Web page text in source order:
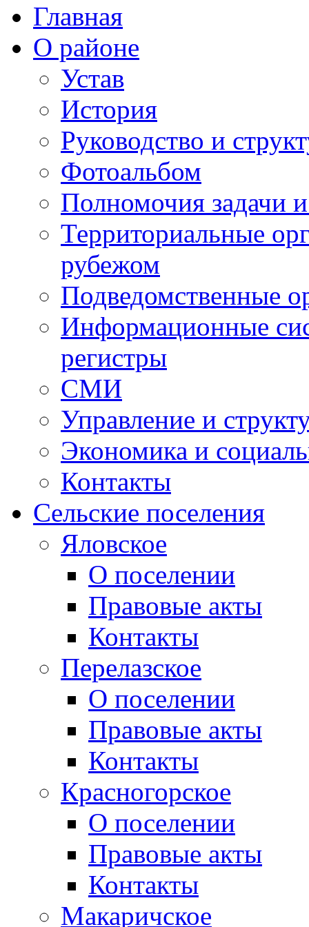
Главная
О районе
Устав
История
Руководство и
Фотоальбом
Полномочия задачи
Территориальные
рубежом
Подведомственные
Информационные
регистры
СМИ
Управление и
Экономика и
Контакты
Сельские поселения
Яловское
О поселении
Правовые акты
Контакты
Перелазское
О поселении
Правовые акты
Контакты
Красногорское
О поселении
Правовые акты
Контакты
Макаричское